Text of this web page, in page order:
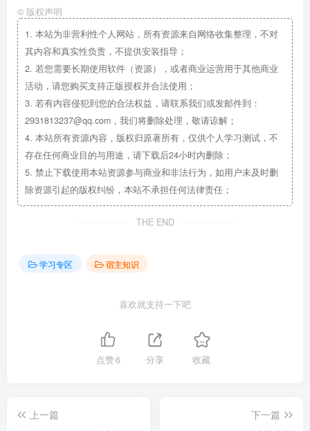
© 版权声明
1. 本站为非营利性个人网站，所有资源来自网络收集整理，不对
其内容和真实性负责，不提供安装指导；
2. 若您需要长期使用软件（资源），或者商业运营用于其他商业
活动，请您购买支持正版授权并合法使用；
3. 若有内容侵犯到您的合法权益，请联系我们或发邮件到：
2931813237@qq.com，我们将删除处理，敬请谅解；
4. 本站所有资源内容，版权归原著所有，仅供个人学习测试，不
存在任何商业目的与用途，请下载后24小时内删除；
5. 禁止下载使用本站资源参与商业和非法行为，如用户未及时删
除资源引起的版权纠纷，本站不承担任何法律责任；
THE END
学习专区 宿主知识
喜欢就支持一下吧
点赞6 分享 收藏
上一篇
下一篇